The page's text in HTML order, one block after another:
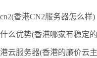
香港CN2服务器怎么样)
么优势(香港哪家有稳定
云服务器(香港的廉价云